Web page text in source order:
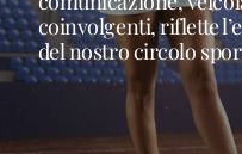
coinvolgenti, riflette
del nostro circolo